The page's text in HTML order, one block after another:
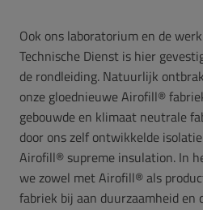
Ook ons laboratorium en de
Technische Dienst is hier
de rondleiding. Natuurlijk
onze gloednieuwe Airofill®
gebouwde en klimaat neutrale
door ons zelf ontwikkelde
Airofill® supreme insulation. In
we zowel met Airofill® als
fabriek bij aan duurzaamheid en